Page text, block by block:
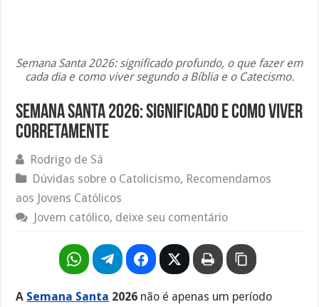
Semana Santa 2026: significado profundo, o que fazer em
cada dia e como viver segundo a Bíblia e o Catecismo.
Semana Santa 2026: significado e como viver
corretamente
Rodrigo de Sá
Dúvidas sobre o Catolicismo, Recomendamos
aos Jovens Católicos
Jovem católico, deixe seu comentário
A Semana Santa 2026 não é apenas um período